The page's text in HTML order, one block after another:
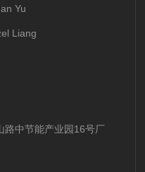
Yu
Liang
路中节能产业园16号厂